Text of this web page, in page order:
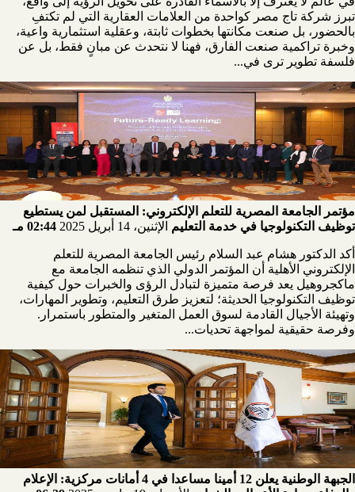
تبرز شركة تاج مصر كواحدة من العلامات العقارية التي لم تكتفِ
بالحضور، بل صنعت مكانتها بخطوات ثابتة، وعقلية استثمارية واعية،
وخبرة تراكمية صنعت الفارق، فهنا لا نتحدث عن مبانٍ فقط، بل عن
فلسفة تطوير ترى في...
مؤتمر الجامعة المصرية للتعلم الإلكتروني: المستقبل لمن يستطيع
توظيف التكنولوجيا في خدمة التعليم الإثنين، 14 أبريل 2025 02:44 مـ
أكد الدكتور هشام عبد السلام رئيس الجامعة المصرية للتعلم
الإلكتروني الأهلية أن المؤتمر الدولي الذي تنظمه الجامعة مع
ماكجروهيل يعد فرصة متميزة لتبادل الرؤى والخبرات حول كيفية
توظيف التكنولوجيا الحديثة؛ لتعزيز طرق التعليم، وتطوير المهارات،
وتهيئة الأجيال القادمة لسوق العمل المتغير والمتطور باستمرار.
وفرصة حقيقية لمواجهة تحديات...
الجبهة الوطنية يعلن 12 أمينا مساعدا في 4 أمانات مركزية: الإعلام